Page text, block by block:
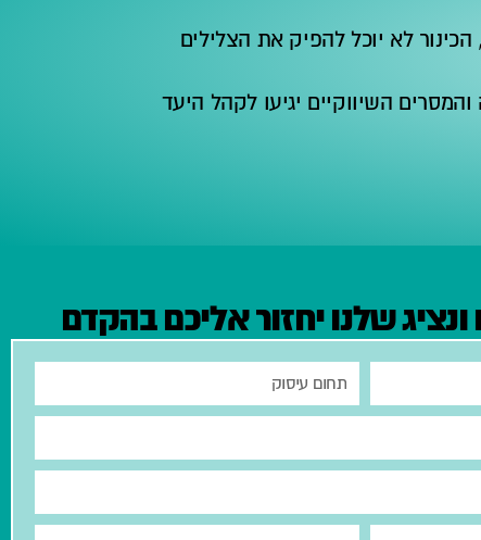
הכינור לא יוכל להפיק את הצלילים
השיווקיים יגיעו לקהל היעד
שלנו יחזור אליכם בהקדם